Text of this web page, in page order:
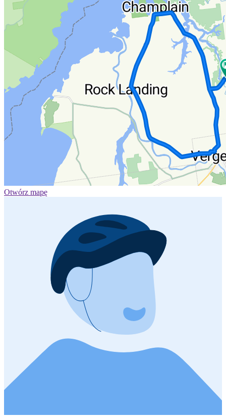
Otwórz mapę